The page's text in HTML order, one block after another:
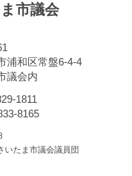
市議会
浦和区常盤6-4-4
議会内
1811
8165
いたま市議会議員団